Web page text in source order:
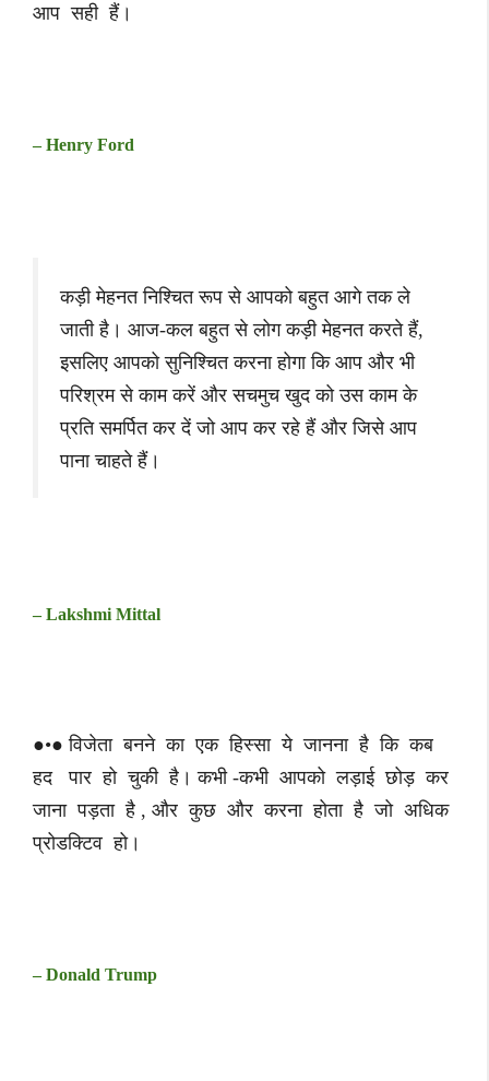
आप सही हैं।
– Henry Ford
कड़ी मेहनत निश्चित रूप से आपको बहुत आगे तक ले
जाती है। आज-कल बहुत से लोग कड़ी मेहनत करते हैं,
इसलिए आपको सुनिश्चित करना होगा कि आप और भी
परिश्रम से काम करें और सचमुच खुद को उस काम के
प्रति समर्पित कर दें जो आप कर रहे हैं और जिसे आप
पाना चाहते हैं।
– Lakshmi Mittal
●•● विजेता बनने का एक हिस्सा ये जानना है कि कब
हद पार हो चुकी है। कभी -कभी आपको लड़ाई छोड़ कर
जाना पड़ता है , और कुछ और करना होता है जो अधिक
प्रोडक्टिव हो।
– Donald Trump